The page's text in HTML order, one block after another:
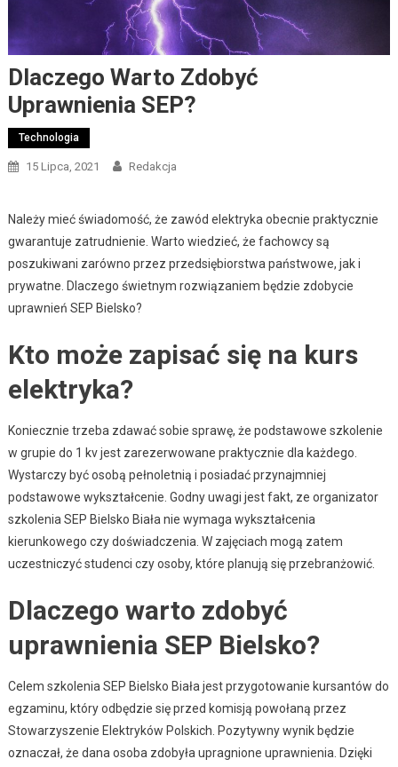
Dlaczego Warto Zdobyć
Uprawnienia SEP?
Technologia
15 Lipca, 2021 Redakcja
Należy mieć świadomość, że zawód elektryka obecnie praktycznie
gwarantuje zatrudnienie. Warto wiedzieć, że fachowcy są
poszukiwani zarówno przez przedsiębiorstwa państwowe, jak i
prywatne. Dlaczego świetnym rozwiązaniem będzie zdobycie
uprawnień SEP Bielsko?
Kto może zapisać się na kurs
elektryka?
Koniecznie trzeba zdawać sobie sprawę, że podstawowe szkolenie
w grupie do 1 kv jest zarezerwowane praktycznie dla każdego.
Wystarczy być osobą pełnoletnią i posiadać przynajmniej
podstawowe wykształcenie. Godny uwagi jest fakt, ze organizator
szkolenia SEP Bielsko Biała nie wymaga wykształcenia
kierunkowego czy doświadczenia. W zajęciach mogą zatem
uczestniczyć studenci czy osoby, które planują się przebranżowić.
Dlaczego warto zdobyć
uprawnienia SEP Bielsko?
Celem szkolenia SEP Bielsko Biała jest przygotowanie kursantów do
egzaminu, który odbędzie się przed komisją powołaną przez
Stowarzyszenie Elektryków Polskich. Pozytywny wynik będzie
oznaczał, że dana osoba zdobyła upragnione uprawnienia. Dzięki